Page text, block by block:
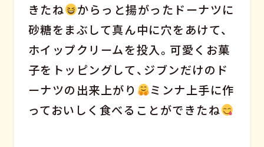
きたね
からっと揚がったドーナツに
砂糖をまぶして真ん中に穴をあけて、
ホイップクリームを投入。可愛くお菓
子をトッピングして、ジブンだけのド
ーナツの出来上がり
ミンナ上手に作
っておいしく食べることができたね